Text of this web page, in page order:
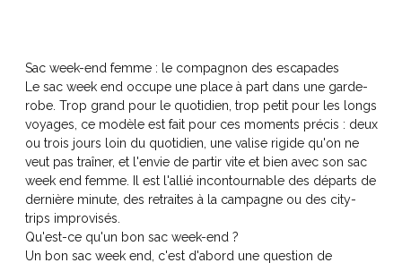
Sac week-end femme : le compagnon des escapades
Le sac week end occupe une place à part dans une garde-
robe. Trop grand pour le quotidien, trop petit pour les longs
voyages, ce modèle est fait pour ces moments précis : deux
ou trois jours loin du quotidien, une valise rigide qu'on ne
veut pas traîner, et l'envie de partir vite et bien avec son sac
week end femme. Il est l'allié incontournable des départs de
dernière minute, des retraites à la campagne ou des city-
trips improvisés.
Qu'est-ce qu'un bon sac week-end ?
Un bon sac week end, c'est d'abord une question de